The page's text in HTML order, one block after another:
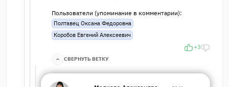
Пользователи (упоминание в комментарии):
Полтавец Оксана Федоровна
Коробов Евгений Алексеевич
+3
СВЕРНУТЬ ВЕТКУ